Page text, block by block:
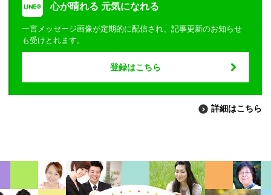
心が晴れる 元気になれる
一言メッセージ画像が定期的に配信され、記事更新のお知らせ
も受けとれます。
登録はこちら
詳細はこちら